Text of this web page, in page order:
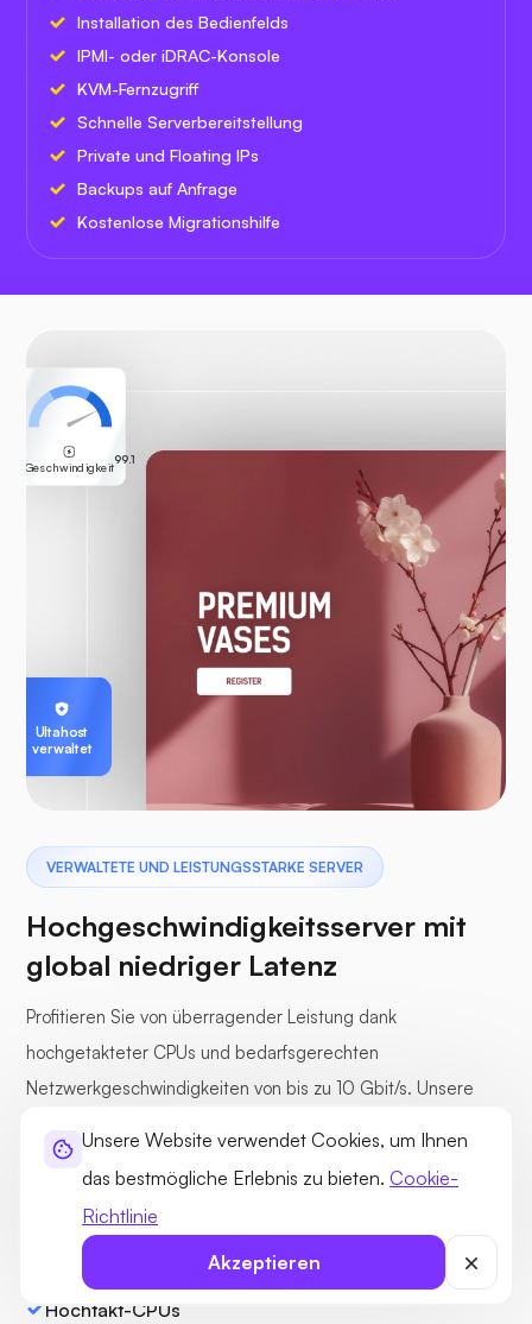
Unsere Website verwendet Cookies, um Ihnen
das bestmögliche Erlebnis zu bieten. Cookie-
Richtlinie
Akzeptieren
Installation des Bedienfelds
IPMI- oder iDRAC-Konsole
KVM-Fernzugriff
Schnelle Serverbereitstellung
Private und Floating IPs
Backups auf Anfrage
Kostenlose Migrationshilfe
VERWALTETE UND LEISTUNGSSTARKE SERVER
Hochgeschwindigkeitsserver mit
global niedriger Latenz
Profitieren Sie von überragender Leistung dank
hochgetakteter CPUs und bedarfsgerechten
Netzwerkgeschwindigkeiten von bis zu 10 Gbit/s. Unsere
durchschnittlichen Ping von rund 50 Millisekunden für
schnellen und zuverlässigen Zugriff weltweit.
Hochtakt-CPUs
Geschwindigkeit
99.1
Ultahost
verwaltet